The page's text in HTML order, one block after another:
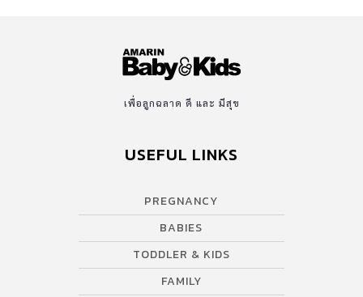
เพื่อลูกฉลาด ดี และ มีสุข
USEFUL LINKS
PREGNANCY
BABIES
TODDLER & KIDS
FAMILY